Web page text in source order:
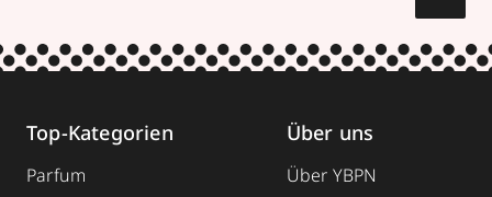
Top-Kategorien
Parfum
Über uns
Über YBPN